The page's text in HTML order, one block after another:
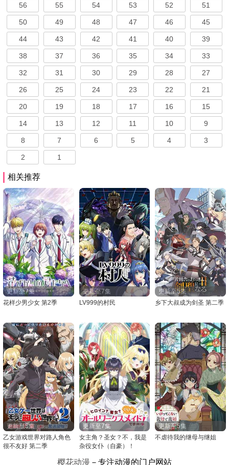
56 55 54 53 52 51
50 49 48 47 46 45
44 43 42 41 40 39
38 37 36 35 34 33
32 31 30 29 28 27
26 25 24 23 22 21
20 19 18 17 16 15
14 13 12 11 10 9
8 7 6 5 4 3
2 1
相关推荐
更新至7集
花样少男少女 第2季
更新至7集
LV999的村民
更新至5集
乡下大叔成为剑圣 第二季
更新至5集
乙女游戏世界对路人角色
很不友好 第二季
更新至7集
女主角？圣女？不，我是
杂役女仆（自豪）！
更新至5集
不虐待我的继母与继姐
樱花动漫 －专注动漫的门户网站